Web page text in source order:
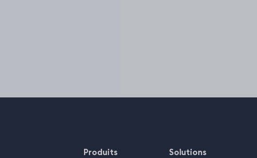
Produits Solutions